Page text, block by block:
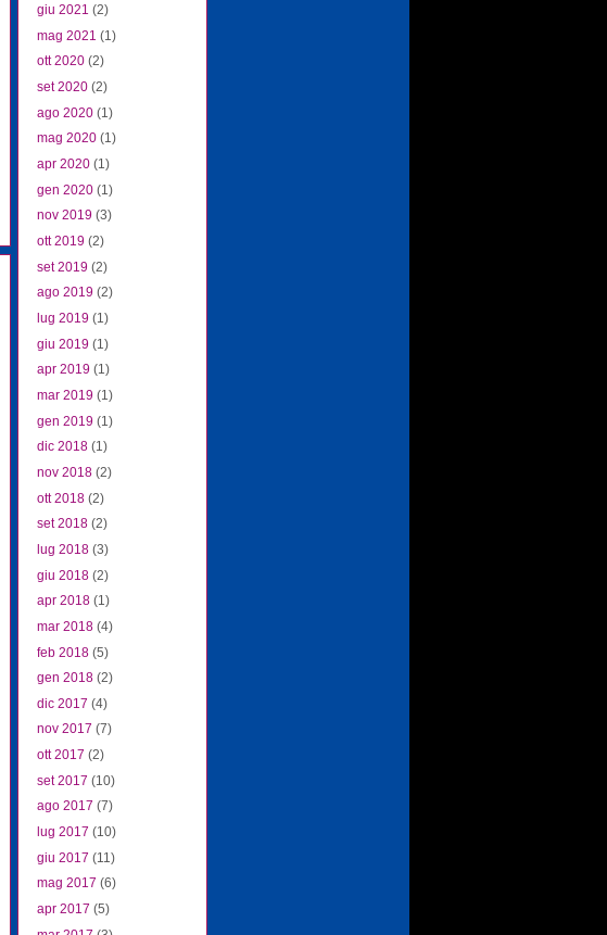
giu 2021 (2)
mag 2021 (1)
ott 2020 (2)
set 2020 (2)
ago 2020 (1)
mag 2020 (1)
apr 2020 (1)
gen 2020 (1)
nov 2019 (3)
ott 2019 (2)
set 2019 (2)
ago 2019 (2)
lug 2019 (1)
giu 2019 (1)
apr 2019 (1)
mar 2019 (1)
gen 2019 (1)
dic 2018 (1)
nov 2018 (2)
ott 2018 (2)
set 2018 (2)
lug 2018 (3)
giu 2018 (2)
apr 2018 (1)
mar 2018 (4)
feb 2018 (5)
gen 2018 (2)
dic 2017 (4)
nov 2017 (7)
ott 2017 (2)
set 2017 (10)
ago 2017 (7)
lug 2017 (10)
giu 2017 (11)
mag 2017 (6)
apr 2017 (5)